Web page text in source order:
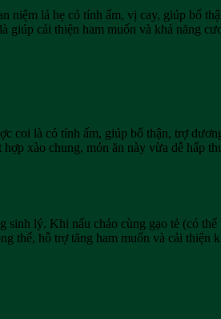
niệm lá hẹ có tính ấm, vị cay, giúp bổ
cải thiện ham muốn và khả năng
coi là có tính ấm, giúp bổ thận, trợ
xào chung, món ăn này vừa dễ hấp
lý. Khi nấu cháo cùng gạo tẻ (có thể
thể, hỗ trợ tăng ham muốn và cải thiện